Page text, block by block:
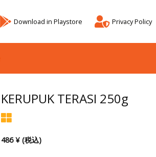
Download in Playstore Privacy Policy
KERUPUK TERASI 250g
486 ¥ (税込)